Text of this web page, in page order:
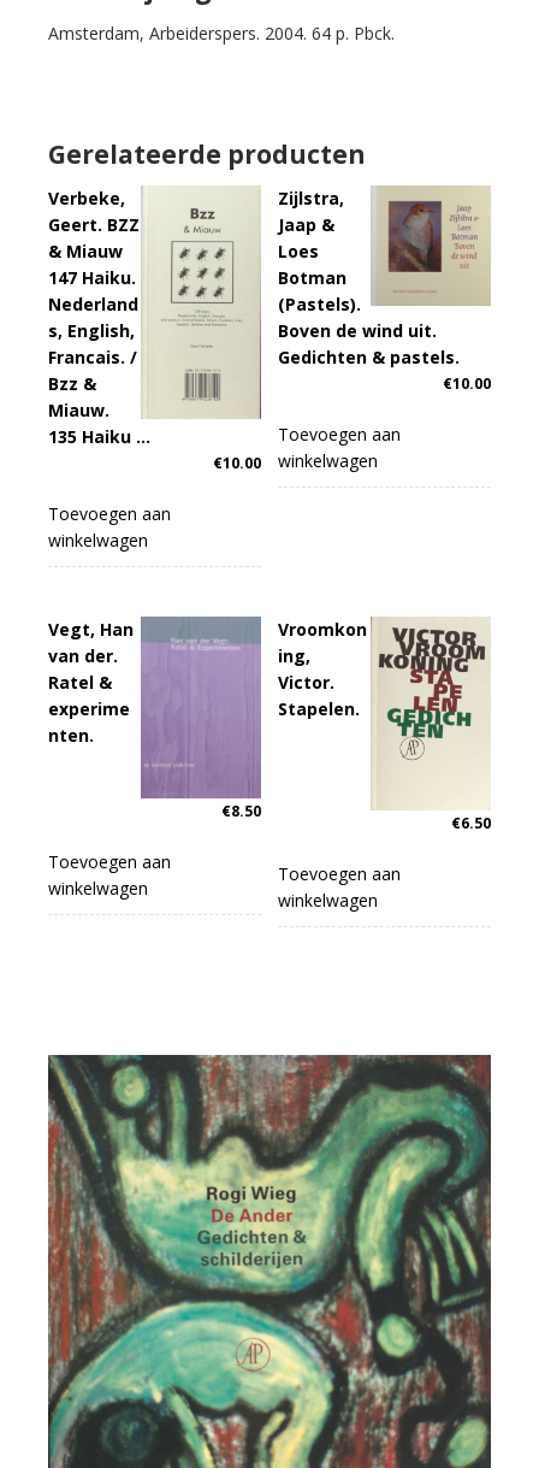
Amsterdam, Arbeiderspers. 2004. 64 p. Pbck.
Gerelateerde producten
Verbeke,
Geert. BZZ
& Miauw
147 Haiku.
Nederland
s, English,
Francais. /
Bzz &
Miauw.
135 Haiku …
€10.00
Toevoegen aan
winkelwagen
Zijlstra,
Jaap &
Loes
Botman
(Pastels).
Boven de wind uit.
Gedichten & pastels.
€10.00
Toevoegen aan
winkelwagen
Vegt, Han
van der.
Ratel &
experime
nten.
€8.50
Toevoegen aan
winkelwagen
Vroomkon
ing,
Victor.
Stapelen.
€6.50
Toevoegen aan
winkelwagen